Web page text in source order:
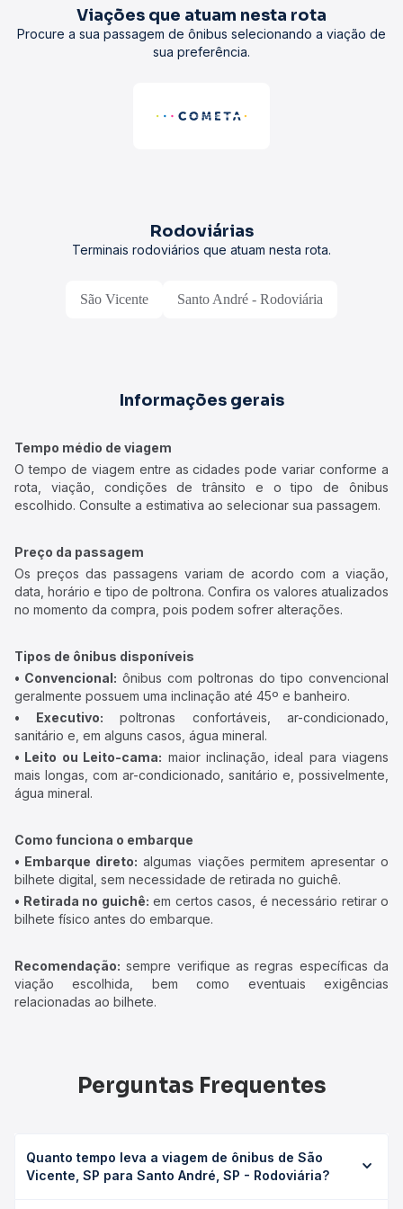
Viações que atuam nesta rota
Procure a sua passagem de ônibus selecionando a viação de
sua preferência.
Rodoviárias
Terminais rodoviários que atuam nesta rota.
São Vicente Santo André - Rodoviária
Informações gerais
Tempo médio de viagem
O tempo de viagem entre as cidades pode variar conforme a
rota, viação, condições de trânsito e o tipo de ônibus
escolhido. Consulte a estimativa ao selecionar sua passagem.
Preço da passagem
Os preços das passagens variam de acordo com a viação,
data, horário e tipo de poltrona. Confira os valores atualizados
no momento da compra, pois podem sofrer alterações.
Tipos de ônibus disponíveis
• Convencional: ônibus com poltronas do tipo convencional
geralmente possuem uma inclinação até 45º e banheiro.
• Executivo: poltronas confortáveis, ar-condicionado,
sanitário e, em alguns casos, água mineral.
• Leito ou Leito-cama: maior inclinação, ideal para viagens
mais longas, com ar-condicionado, sanitário e, possivelmente,
água mineral.
Como funciona o embarque
• Embarque direto: algumas viações permitem apresentar o
bilhete digital, sem necessidade de retirada no guichê.
• Retirada no guichê: em certos casos, é necessário retirar o
bilhete físico antes do embarque.
Recomendação: sempre verifique as regras específicas da
viação escolhida, bem como eventuais exigências
relacionadas ao bilhete.
Perguntas Frequentes
Quanto tempo leva a viagem de ônibus de São
Vicente, SP para Santo André, SP - Rodoviária?